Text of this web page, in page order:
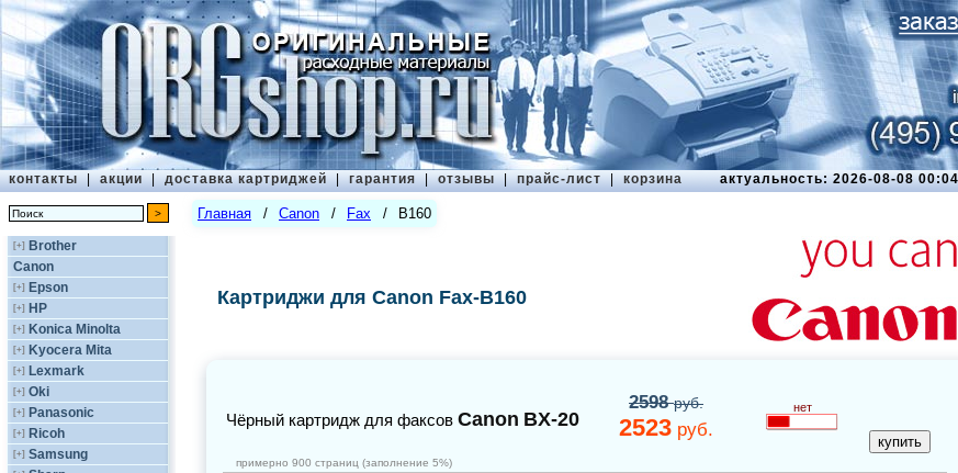
контакты | акции | доставка картриджей | гарантия | отзывы | прайс-лист | корзина актуальность: 2026-08-08 00:04
[+] Brother
Canon
[+] Epson
[+] HP
[+] Konica Minolta
[+] Kyocera Mita
[+] Lexmark
[+] Oki
[+] Panasonic
[+] Ricoh
[+] Samsung
Главная / Canon / Fax / B160
Картриджи для Canon Fax-B160
Чёрный картридж для факсов Canon BX-20
2598руб.
2523 руб.
нет
примерно 900 страниц (заполнение 5%)